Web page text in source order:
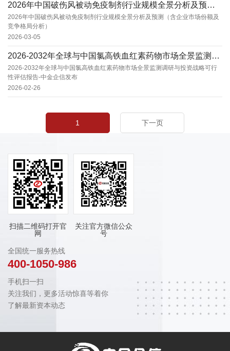
2026年中国破伤风被动免疫制剂行业规模全景分析及预测（含企业市场份额及竞争格局分析）
2026年中国破伤风被动免疫制剂行业规模全景分析及预测（含企业市场份额及
竞争格局分析）
2026-03-05
2026-2032年全球与中国氯高铁血红素药物市场全景监测调研与投资战略可行性评估报告-中...
2026-2032年全球与中国氯高铁血红素药物市场全景监测调研与投资战略可行
性评估报告-中金企信发布
2026-02-26
1 下一页
扫描二维码打开官
网
关注官方微信公众
号
全国统一服务热线
400-1050-986
手机扫一扫
关注我们，更多活动惊喜等着你
了解最新资本动态